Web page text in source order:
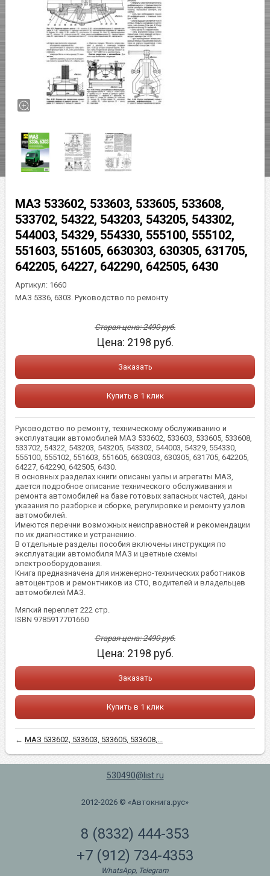
МАЗ 533602, 533603, 533605, 533608,
533702, 54322, 543203, 543205, 543302,
544003, 54329, 554330, 555100, 555102,
551603, 551605, 6630303, 630305, 631705,
642205, 64227, 642290, 642505, 6430
Артикул: 1660
МАЗ 5336, 6303. Руководство по ремонту
Старая цена:2490руб.
Цена: 2198 руб.
Заказать
Купить в 1 клик
Руководство по ремонту, техническому обслуживанию и
эксплуатации автомобилей МАЗ 533602, 533603, 533605, 533608,
533702, 54322, 543203, 543205, 543302, 544003, 54329, 554330,
555100, 555102, 551603, 551605, 6630303, 630305, 631705, 642205,
64227, 642290, 642505, 6430.
В основных разделах книги описаны узлы и агрегаты МАЗ,
дается подробное описание технического обслуживания и
ремонта автомобилей на базе готовых запасных частей, даны
указания по разборке и сборке, регулировке и ремонту узлов
автомобилей.
Имеются перечни возможных неисправностей и рекомендации
по их диагностике и устранению.
В отдельные разделы пособия включены инструкция по
эксплуатации автомобиля МАЗ и цветные схемы
электрооборудования.
Книга предназначена для инженерно-технических работников
автоцентров и ремонтников из СТО, водителей и владельцев
автомобилей МАЗ.
Мягкий переплет 222 стр.
ISBN 9785917701660
Старая цена:2490руб.
Цена: 2198 руб.
Заказать
Купить в 1 клик
←МАЗ 533602, 533603, 533605, 533608,...
530490@list.ru
2012-2026 © «Автокнига.рус»
8 (8332) 444-353
+7 (912) 734-4353
WhatsApp, Telegram